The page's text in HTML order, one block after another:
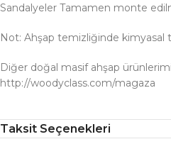
Sandalyeler Tamamen monte
Not: Ahşap temizliğinde kimyasal
Diğer doğal masif ahşap
http://woodyclass.com/magaza
Taksit Seçenekleri